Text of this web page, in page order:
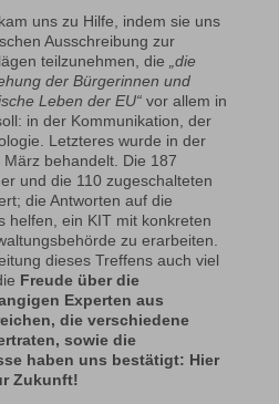
uns zu Hilfe, indem sie uns
Ausschreibung zur
teilzunehmen, die
„die
der Bürgerinnen und
Leben der EU“vor allem in
in der Kommunikation, der
Letzteres wurde in der
behandelt. Die 187
und die 110 zugeschalteten
die Antworten auf die
helfen, ein KIT mit konkreten
zu erarbeiten.
dieses Treffens auch viel
Freude über die
Experten aus
die verschiedene
sowie die
haben uns bestätigt: Hier
Zukunft!